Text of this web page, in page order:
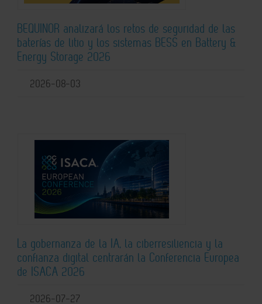
BEQUINOR analizará los retos de seguridad de las
baterías de litio y los sistemas BESS en Battery &
Energy Storage 2026
2026-08-03
La gobernanza de la IA, la ciberresiliencia y la
confianza digital centrarán la Conferencia Europea
de ISACA 2026
2026-07-27